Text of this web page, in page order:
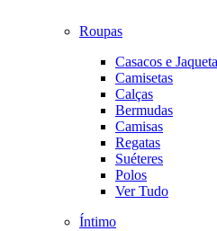
Roupas
Casacos e
Camisetas
Calças
Bermudas
Camisas
Regatas
Suéteres
Polos
Ver Tudo
Íntimo